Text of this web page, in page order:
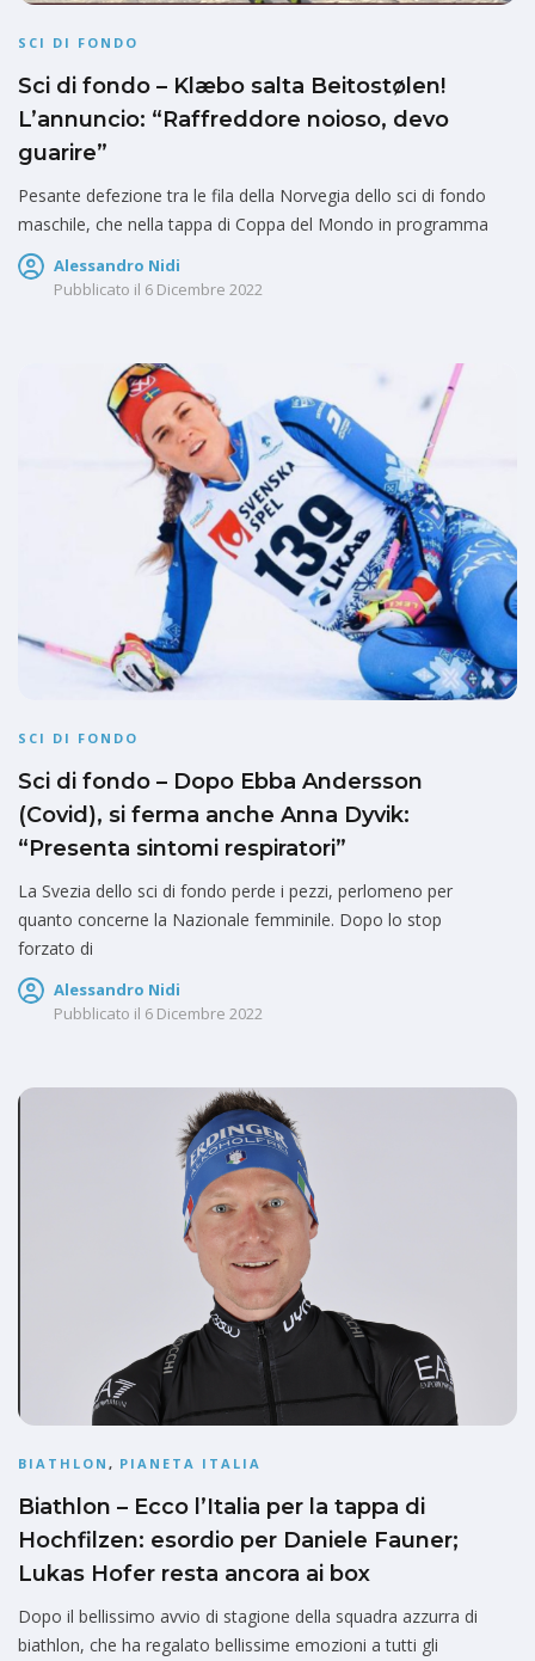
SCI DI FONDO
Sci di fondo – Klæbo salta Beitostølen!
L’annuncio: “Raffreddore noioso, devo
guarire”
Pesante defezione tra le fila della Norvegia dello sci di fondo
maschile, che nella tappa di Coppa del Mondo in programma
Alessandro Nidi
Pubblicato il 6 Dicembre 2022
SCI DI FONDO
Sci di fondo – Dopo Ebba Andersson
(Covid), si ferma anche Anna Dyvik:
“Presenta sintomi respiratori”
La Svezia dello sci di fondo perde i pezzi, perlomeno per
quanto concerne la Nazionale femminile. Dopo lo stop
forzato di
Alessandro Nidi
Pubblicato il 6 Dicembre 2022
BIATHLON , PIANETA ITALIA
Biathlon – Ecco l’Italia per la tappa di
Hochfilzen: esordio per Daniele Fauner;
Lukas Hofer resta ancora ai box
Dopo il bellissimo avvio di stagione della squadra azzurra di
biathlon, che ha regalato bellissime emozioni a tutti gli